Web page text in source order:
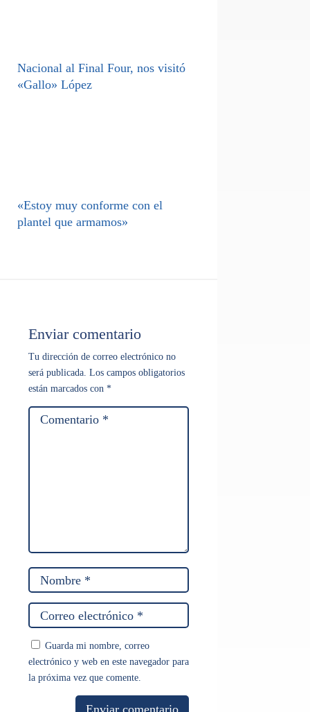
Nacional al Final Four, nos visitó
«Gallo» López
«Estoy muy conforme con el
plantel que armamos»
Enviar comentario
Tu dirección de correo electrónico no
será publicada. Los campos obligatorios
están marcados con *
Guarda mi nombre, correo
electrónico y web en este navegador para
la próxima vez que comente.